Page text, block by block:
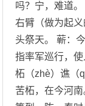
吗？宁，难道
右臂（做为起
头祭天。 蕲：
指率军巡行，
柘（zhè）谯（
苦柘，在今河